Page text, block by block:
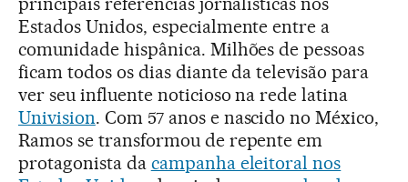
Estados Unidos, especialmente entre a
comunidade hispânica. Milhões de pessoas
ficam todos os dias diante da televisão para
ver seu influente noticioso na rede latina
Univision. Com 57 anos e nascido no México,
Ramos se transformou de repente em
protagonista da campanha eleitoral nos